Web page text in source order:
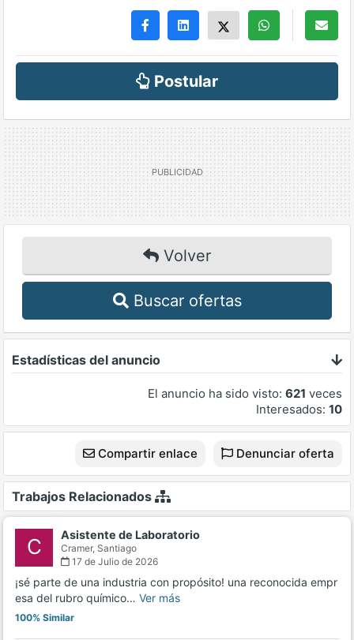
Postular
Volver
Buscar ofertas
Estadísticas del anuncio
El anuncio ha sido visto: 621 veces
Interesados: 10
Compartir enlace Denunciar oferta
Trabajos Relacionados
C Asistente de Laboratorio
Cramer, Santiago
17 de Julio de 2026
¡sé parte de una industria con propósito! una reconocida empr
esa del rubro químico… Ver más
100% Similar